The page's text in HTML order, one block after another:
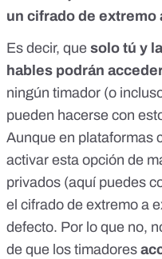
un cifrado de extremo
Es decir, que solo tú y
hables podrán
ningún timador (o
pueden hacerse con
Aunque en plataformas
activar esta opción de
privados (aquí puedes
el cifrado de extremo a
defecto. Por lo que no,
de que los timadores